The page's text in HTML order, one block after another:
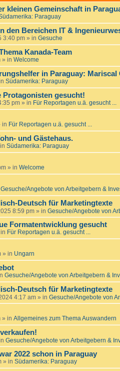
kleinen Gemeinschaft in
Paraguay
den Bereichen IT &
3:40 pm » in Gesuche
Kanada-Team
» in Welcome
in Paraguay:
Südamerika: Paraguay
Protagonisten gesucht!
pm » in Für Reportagen u.ä. gesucht ...
in Für Reportagen u.ä. gesucht ...
und Gästehaus.
Südamerika: Paraguay
» in Welcome
Gesuche/Angebote von Arbeitgebern &
Deutsch für Marketingtexte
8:59 pm » in Gesuche/Angebote von
Formatentwicklung gesucht
Für Reportagen u.ä. gesucht ...
» in Ungarn
Gesuche/Angebote von Arbeitgebern &
Deutsch für Marketingtexte
4:17 am » in Gesuche/Angebote von
» in Allgemeines zum Thema Auswandern
Gesuche/Angebote von Arbeitgebern &
2022 schon in Paraguay
» in Südamerika: Paraguay